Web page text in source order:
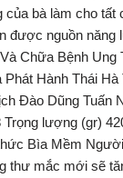
của bà làm cho
được nguồn năng
Chữa Bệnh
Hành Thái Hà
Đào Dũng Tuấn
Trọng lượng (gr)
Bìa Mềm
thư mắc mới sẽ